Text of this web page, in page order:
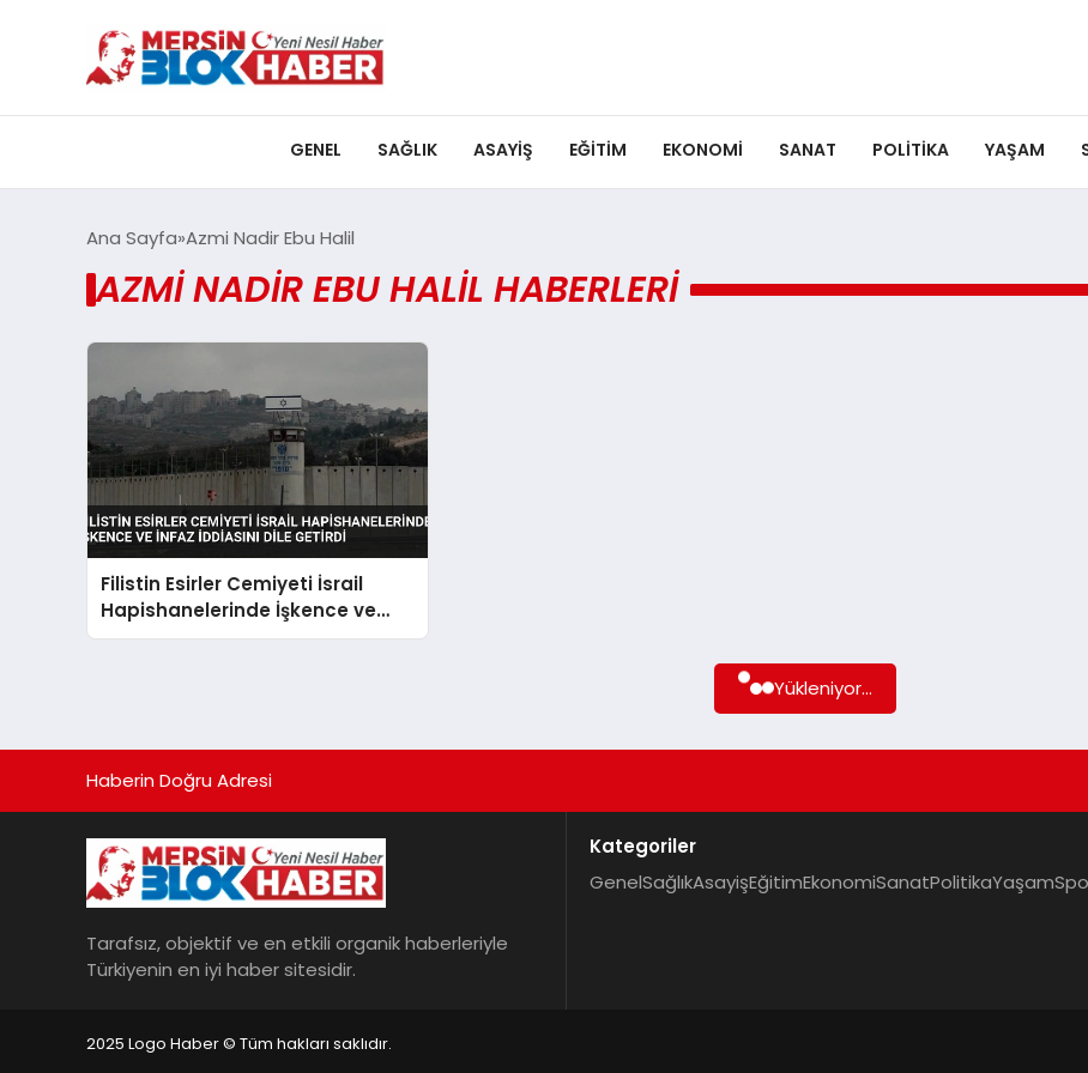
GENEL SAĞLIK ASAYIŞ EĞITIM EKONOMI SANAT POLITIKA YAŞAM
Ana Sayfa Azmi Nadir Ebu Halil
AZMI NADIR EBU HALIL HABERLERI
Filistin Esirler Cemiyeti İsrail
Hapishanelerinde İşkence ve
İnfaz İddiasını Dile Getirdi
Yükleniyor...
Haberin Doğru Adresi
Tarafsız, objektif ve en etkili organik haberleriyle
Türkiyenin en iyi haber sitesidir.
Kategoriler
GenelSağlıkAsayişEğitimEkonomiSanatPolitikaYaşam
2025 Logo Haber © Tüm hakları saklıdır.